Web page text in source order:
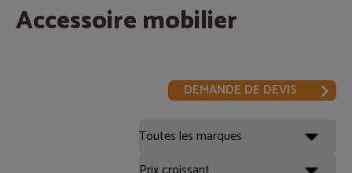
Accessoire mobilier
DEMANDE DE DEVIS